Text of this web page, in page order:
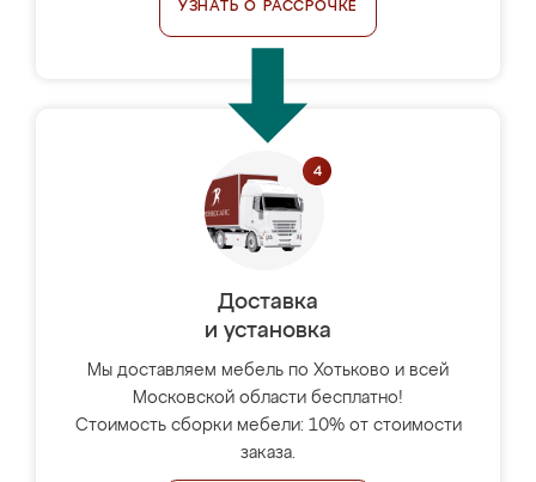
УЗНАТЬ О РАССРОЧКЕ
Доставка
и установка
Мы доставляем мебель по Хотьково и всей
Московской области бесплатно!
Стоимость сборки мебели: 10% от стоимости
заказа.